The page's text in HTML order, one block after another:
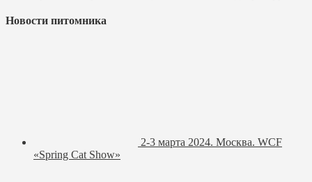
Новости питомника
2-3 марта 2024. Москва. WCF
«Spring Cat Show»